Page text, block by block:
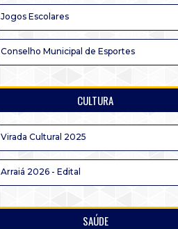
Jogos Escolares
Conselho Municipal de Esportes
CULTURA
Virada Cultural 2025
Arraiá 2026 - Edital
SAÚDE